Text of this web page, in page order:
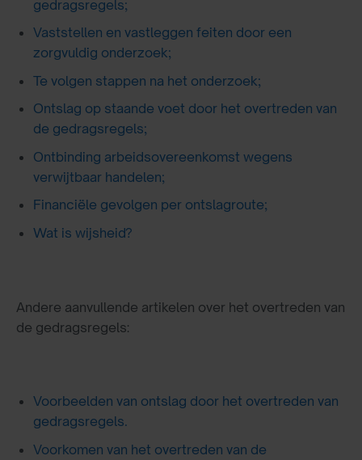
gedragsregels;
Vaststellen en vastleggen feiten door een
zorgvuldig onderzoek;
Te volgen stappen na het onderzoek;
Ontslag op staande voet door het overtreden van
de gedragsregels;
Ontbinding arbeidsovereenkomst wegens
verwijtbaar handelen;
Financiële gevolgen per ontslagroute;
Wat is wijsheid?
Andere aanvullende artikelen over het overtreden van
de gedragsregels:
Voorbeelden van ontslag door het overtreden van
gedragsregels.
Voorkomen van het overtreden van de